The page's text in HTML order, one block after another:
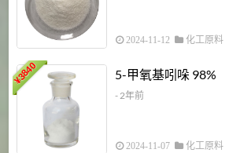
2024-11-12 化工原料
¥
3840 5-甲氧基吲哚 98%
- 2年前
2024-11-07 化工原料